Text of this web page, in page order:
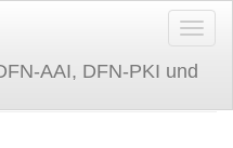
AAI, DFN-PKI und